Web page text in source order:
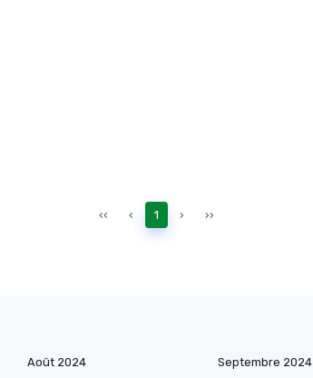
‹‹ ‹ 1 › ››
Août 2024 Septembre 2024